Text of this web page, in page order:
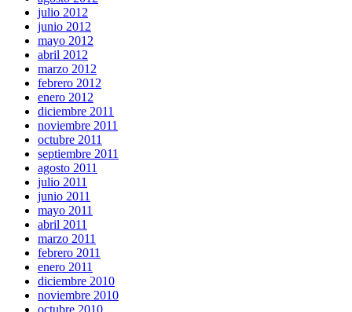
julio 2012
junio 2012
mayo 2012
abril 2012
marzo 2012
febrero 2012
enero 2012
diciembre 2011
noviembre 2011
octubre 2011
septiembre 2011
agosto 2011
julio 2011
junio 2011
mayo 2011
abril 2011
marzo 2011
febrero 2011
enero 2011
diciembre 2010
noviembre 2010
octubre 2010